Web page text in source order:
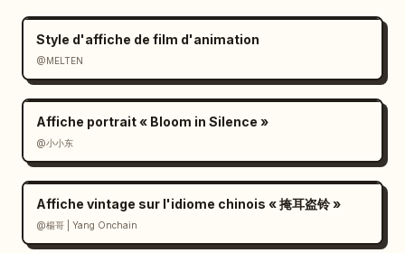
          ]
        }
      }
    ]
  }
}
Style d'affiche de film d'animation
@MELTEN
Affiche portrait « Bloom in Silence »
@小小东
Affiche vintage sur l'idiome chinois « 掩耳盗铃 »
@楊哥 | Yang Onchain